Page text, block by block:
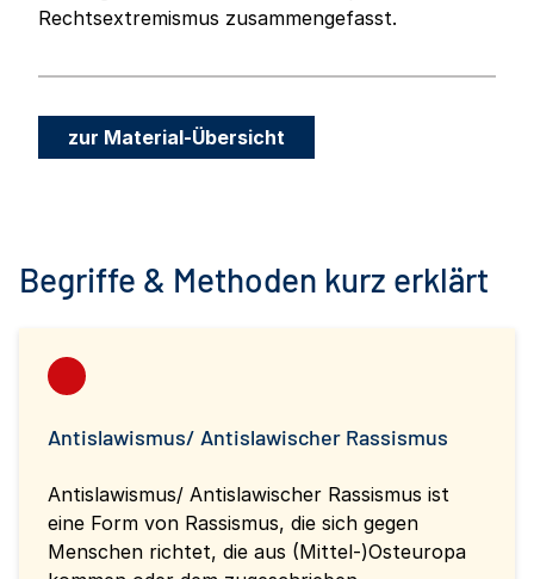
Rechtsextremismus zusammengefasst.
zur Material-Übersicht
Begriffe & Methoden kurz erklärt
Antislawismus/ Antislawischer Rassismus
Antislawismus/ Antislawischer Rassismus ist
eine Form von Rassismus, die sich gegen
Menschen richtet, die aus (Mittel-)Osteuropa